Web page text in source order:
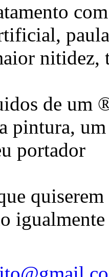
nitidez,
de um
pintura,
portador